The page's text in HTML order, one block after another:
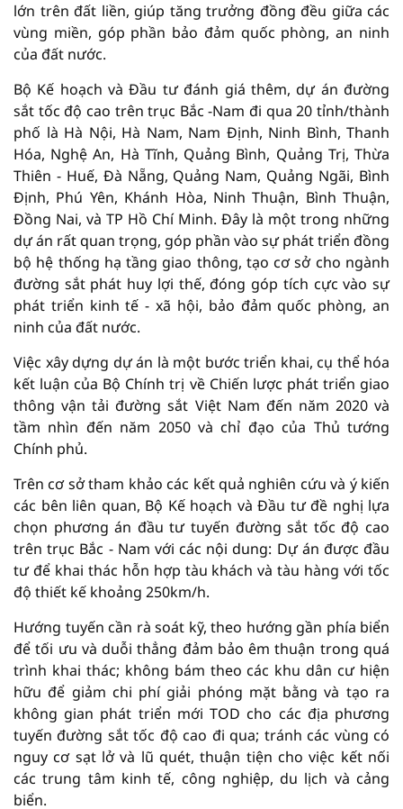
lớn trên đất liền, giúp tăng trưởng đồng đều giữa các
vùng miền, góp phần bảo đảm quốc phòng, an ninh
của đất nước.
Bộ Kế hoạch và Đầu tư đánh giá thêm, dự án đường
sắt tốc độ cao trên trục Bắc -Nam đi qua 20 tỉnh/thành
phố là Hà Nội, Hà Nam, Nam Định, Ninh Bình, Thanh
Hóa, Nghệ An, Hà Tĩnh, Quảng Bình, Quảng Trị, Thừa
Thiên - Huế, Đà Nẵng, Quảng Nam, Quảng Ngãi, Bình
Định, Phú Yên, Khánh Hòa, Ninh Thuận, Bình Thuận,
Đồng Nai, và TP Hồ Chí Minh. Đây là một trong những
dự án rất quan trọng, góp phần vào sự phát triển đồng
bộ hệ thống hạ tầng giao thông, tạo cơ sở cho ngành
đường sắt phát huy lợi thế, đóng góp tích cực vào sự
phát triển kinh tế - xã hội, bảo đảm quốc phòng, an
ninh của đất nước.
Việc xây dựng dự án là một bước triển khai, cụ thể hóa
kết luận của Bộ Chính trị về Chiến lược phát triển giao
thông vận tải đường sắt Việt Nam đến năm 2020 và
tầm nhìn đến năm 2050 và chỉ đạo của Thủ tướng
Chính phủ.
Trên cơ sở tham khảo các kết quả nghiên cứu và ý kiến
các bên liên quan, Bộ Kế hoạch và Đầu tư đề nghị lựa
chọn phương án đầu tư tuyến đường sắt tốc độ cao
trên trục Bắc - Nam với các nội dung: Dự án được đầu
tư để khai thác hỗn hợp tàu khách và tàu hàng với tốc
độ thiết kế khoảng 250km/h.
Hướng tuyến cần rà soát kỹ, theo hướng gần phía biển
để tối ưu và duỗi thẳng đảm bảo êm thuận trong quá
trình khai thác; không bám theo các khu dân cư hiện
hữu để giảm chi phí giải phóng mặt bằng và tạo ra
không gian phát triển mới TOD cho các địa phương
tuyến đường sắt tốc độ cao đi qua; tránh các vùng có
nguy cơ sạt lở và lũ quét, thuận tiện cho việc kết nối
các trung tâm kinh tế, công nghiệp, du lịch và cảng
biển.